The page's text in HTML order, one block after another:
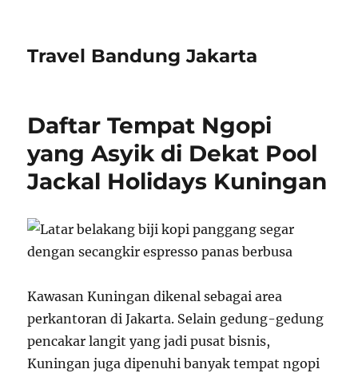
Travel Bandung Jakarta
Daftar Tempat Ngopi
yang Asyik di Dekat Pool
Jackal Holidays Kuningan
Kawasan Kuningan dikenal sebagai area
perkantoran di Jakarta. Selain gedung-gedung
pencakar langit yang jadi pusat bisnis,
Kuningan juga dipenuhi banyak tempat ngopi